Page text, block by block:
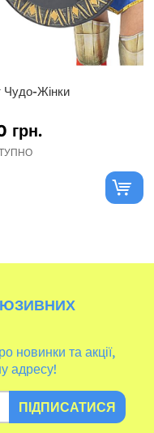
Жінки
грн.
новинки та акції,
адресу!
ПІДПИСАТИСЯ